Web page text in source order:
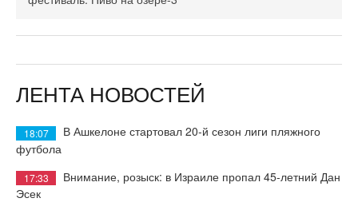
ЛЕНТА НОВОСТЕЙ
18:07
В Ашкелоне стартовал 20-й сезон лиги пляжного
футбола
17:33
Внимание, розыск: в Израиле пропал 45-летний Дан
Эсек